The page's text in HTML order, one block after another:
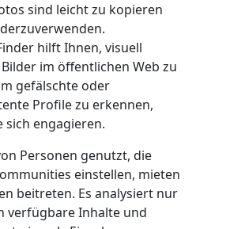
sind leicht zu kopieren
hilft Ihnen, visuell
im öffentlichen Web zu
gefälschte oder
Profile zu erkennen,
sich engagieren.
Personen genutzt, die
einstellen, mieten
beitreten. Es analysiert nur
verfügbare Inhalte und